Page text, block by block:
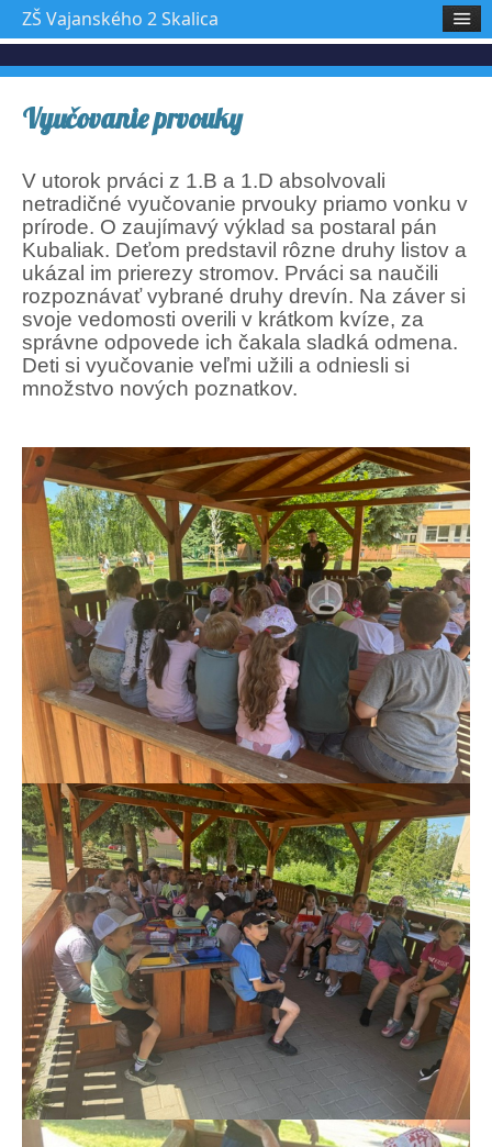
Vyučovanie prvouky
V utorok prváci z 1.B a 1.D absolvovali
netradičné vyučovanie prvouky priamo vonku v
prírode. O zaujímavý výklad sa postaral pán
Kubaliak. Deťom predstavil rôzne druhy listov a
ukázal im prierezy stromov. Prváci sa naučili
rozpoznávať vybrané druhy drevín. Na záver si
svoje vedomosti overili v krátkom kvíze, za
správne odpovede ich čakala sladká odmena.
Deti si vyučovanie veľmi užili a odniesli si
množstvo nových poznatkov.
ZŠ Vajanského 2 Skalica